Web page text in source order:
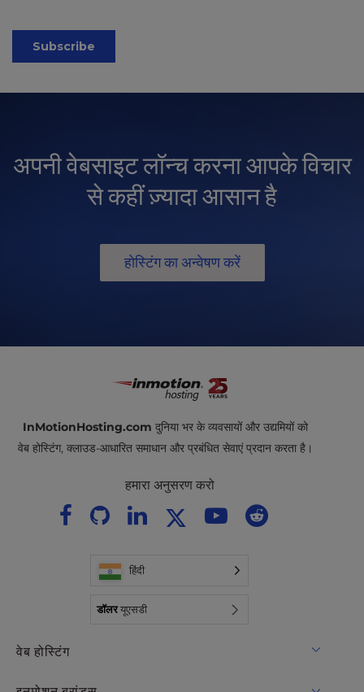
अपनी वेबसाइट लॉन्च करना आपके विचार
से कहीं ज़्यादा आसान है
होस्टिंग का अन्वेषण करें
InMotionHosting.com दुनिया भर के व्यवसायों और उद्यमियों को
वेब होस्टिंग, क्लाउड-आधारित समाधान और प्रबंधित सेवाएं प्रदान करता है।
हमारा अनुसरण करो
हिंदी
डॉलरयूएसडी
वेब होस्टिंग
साझा मेजबानी